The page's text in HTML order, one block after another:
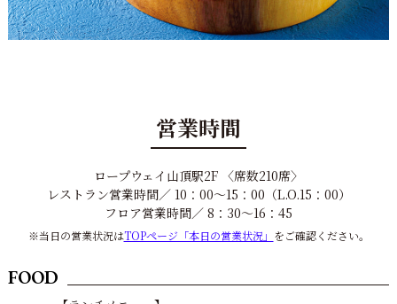
営業時間
ロープウェイ山頂駅2F 〈席数210席〉
レストラン営業時間／ 10：00～15：00（L.O.15：00）
フロア営業時間／ 8：30～16：45
※当日の営業状況はTOPページ「本日の営業状況」 をご確認ください。
FOOD